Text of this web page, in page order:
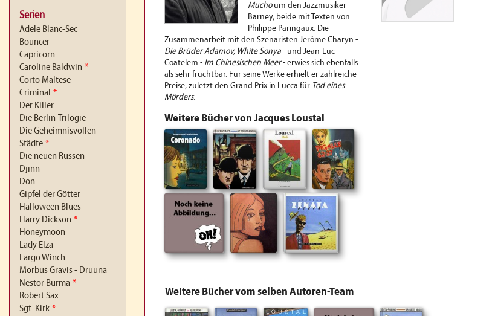
Serien
Adele Blanc-Sec
Bouncer
Capricorn
Caroline Baldwin *
Corto Maltese
Criminal *
Der Killer
Die Berlin-Trilogie
Die Geheimnisvollen
Städte *
Die neuen Russen
Djinn
Don
Gipfel der Götter
Halloween Blues
Harry Dickson *
Honeymoon
Lady Elza
Largo Winch
Morbus Gravis - Druuna
Nestor Burma *
Robert Sax
Sgt. Kirk *
Muchoum den Jazzmusiker
Barney, beide mit Texten von
Philippe Paringaux. Die
Zusammenarbeit mit den Szenaristen Jerôme Charyn -
Die Brüder Adamov, White Sonya - und Jean-Luc
Coatelem - Im Chinesischen Meer- erwies sich ebenfalls
als sehr fruchtbar. Für seine Werke erhielt er zahlreiche
Preise, zuletzt den Grand Prix in Lucca für Tod eines
Mörders.
Weitere Bücher von Jacques Loustal
Weitere Bücher vom selben Autoren-Team